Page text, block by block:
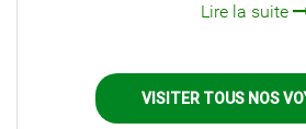
Lire la suite
VISITER TOUS NOS